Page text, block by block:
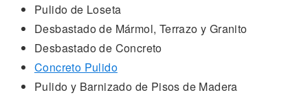
Pulido de Loseta
Desbastado de Mármol, Terrazo y Granito
Desbastado de Concreto
Concreto Pulido
Pulido y Barnizado de Pisos de Madera